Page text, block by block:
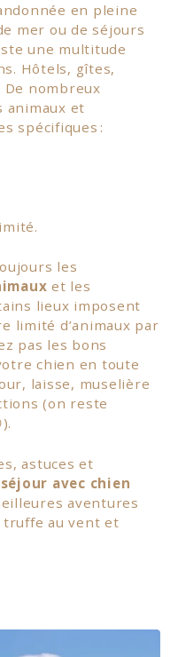
en pleine
mer ou de séjours
une multitude
Hôtels, gîtes,
De nombreux
animaux et
spécifiques :
les
et les
lieux imposent
limité d’animaux par
pas les bons
chien en toute
laisse, muselière
(on reste
astuces et
séjour avec chien
aventures
truffe au vent et